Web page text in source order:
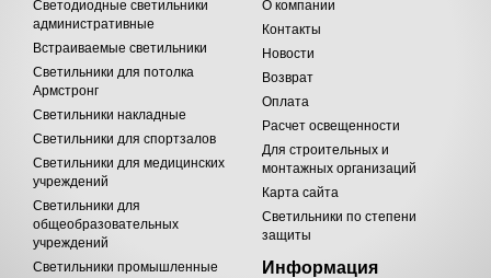
Светодиодные светильники
административные
Встраиваемые светильники
Светильники для потолка
Армстронг
Светильники накладные
Светильники для спортзалов
Светильники для медицинских
учреждений
Светильники для
общеобразовательных
учреждений
Светильники промышленные
О компании
Контакты
Новости
Возврат
Оплата
Расчет освещенности
Для строительных и
монтажных организаций
Карта сайта
Светильники по степени
защиты
Информация